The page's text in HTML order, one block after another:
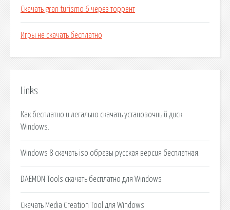
Скачать gran turismo 6 через торрент
Игры не скачать бесплатно
Links
Как бесплатно и легально скачать установочный диск
Windows.
Windows 8 скачать iso образы русская версия бесплатная.
DAEMON Tools скачать бесплатно для Windows
Скачать Media Creation Tool для Windows